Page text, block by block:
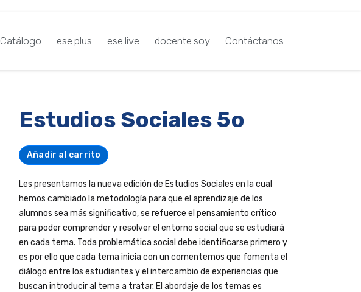
Catálogo ese.plus ese.live docente.soy Contáctanos
Estudios Sociales 5o
Añadir al carrito
Les presentamos la nueva edición de Estudios Sociales en la cual
hemos cambiado la metodología para que el aprendizaje de los
alumnos sea más significativo, se refuerce el pensamiento crítico
para poder comprender y resolver el entorno social que se estudiará
en cada tema. Toda problemática social debe identificarse primero y
es por ello que cada tema inicia con un comentemos que fomenta el
diálogo entre los estudiantes y el intercambio de experiencias que
buscan introducir al tema a tratar. El abordaje de los temas es